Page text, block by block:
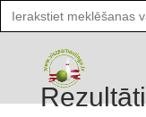
Search
for: